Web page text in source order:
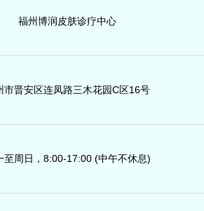
福州博润皮肤诊疗中心
市晋安区连凤路三木花园C区16号
至周日，8:00-17:00 (中午不休息)